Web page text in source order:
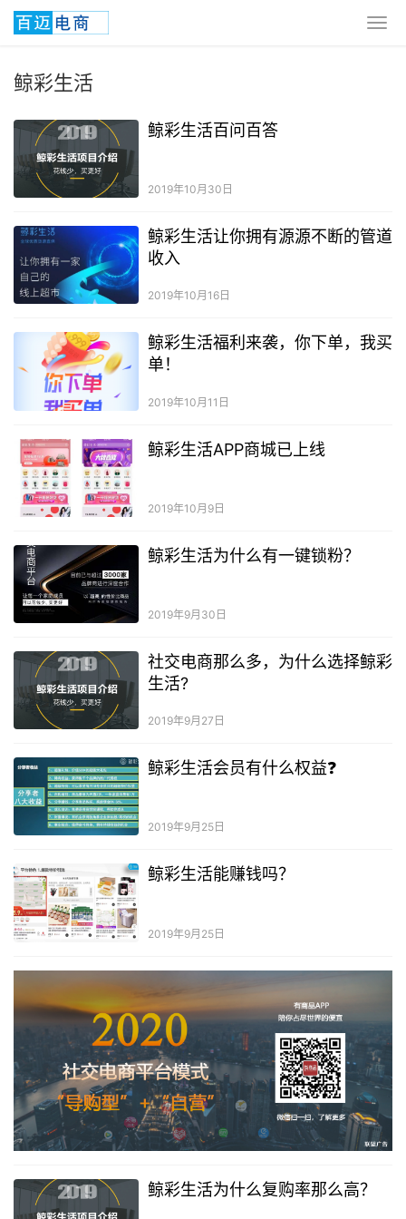
鲸彩生活
鲸彩生活百问百答
2019年10月30日
鲸彩生活让你拥有源源不断的管道
收入
2019年10月16日
鲸彩生活福利来袭，你下单，我买
单！
2019年10月11日
鲸彩生活APP商城已上线
2019年10月9日
鲸彩生活为什么有一键锁粉？
2019年9月30日
社交电商那么多，为什么选择鲸彩
生活?
2019年9月27日
鲸彩生活会员有什么权益❓
2019年9月25日
鲸彩生活能赚钱吗？
2019年9月25日
鲸彩生活为什么复购率那么高？